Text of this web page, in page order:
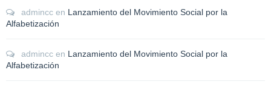
admincc en Lanzamiento del Movimiento Social por la
Alfabetización
admincc en Lanzamiento del Movimiento Social por la
Alfabetización